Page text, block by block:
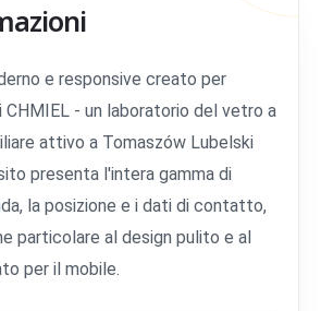
e responsive creato per
CHMIEL - un laboratorio del vetro a
attivo a Tomaszów Lubelski
presenta l'intera gamma di
la posizione e i dati di contatto,
particolare al design pulito e al
per il mobile.